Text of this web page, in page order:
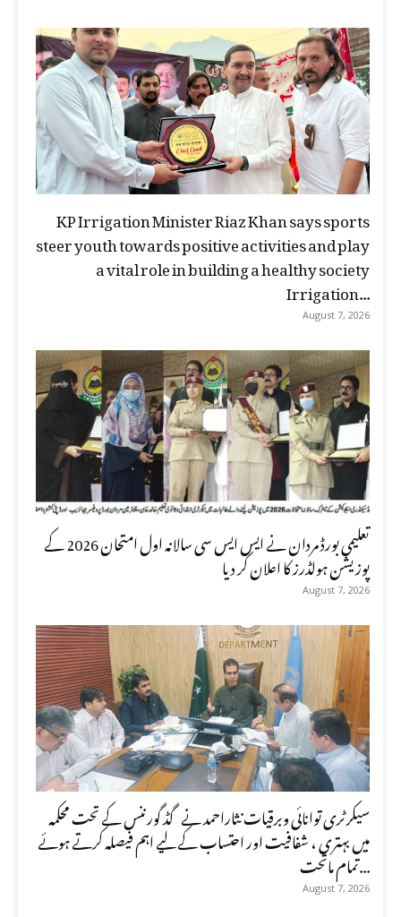
KP Irrigation Minister Riaz Khan says sports
steer youth towards positive activities and play
a vital role in building a healthy society
Irrigation...
August 7, 2026
تعلیمی بورڈ مردان نے ایس ایس سی سالانہ اول امتحان 2026 کے
پوزیشن ہولڈرز کا اعلان کر دیا
August 7, 2026
سیکرٹری توانائی وبرقیات نثاراحمد نے گڈ گورننس کے تحت محکمہ
میں بہتری ، شفافیت اور احتساب کے لیے اہم فیصلہ کرتے ہوئے
تمام ماتحت...
August 7, 2026